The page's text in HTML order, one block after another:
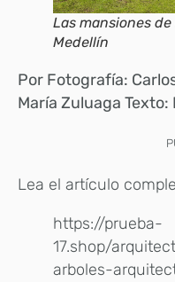
Las mansiones
Medellín
Por Fotografía:
María Zuluaga Texto:
Lea el artículo
https://prueba-
17.shop/
arboles-